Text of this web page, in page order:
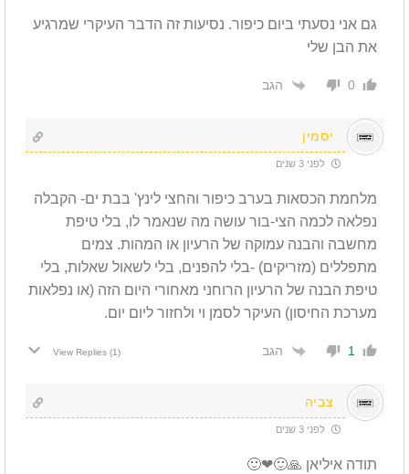
גם אני נסעתי ביום כיפור. נסיעות זה הדבר העיקרי שמרגיע
את הבן שלי
0 הגב
יסמין
לפני 3 שנים
מלחמת הכסאות בערב כיפור והחצי לינץ' בבת ים- הקבלה
נפלאה לכמה הצי-בור עושה מה שנאמר לו, בלי טיפת
מחשבה והבנה עמוקה של הרעיון או המהות. צמים
מתפללים (מזריקים) -בלי להפנים, בלי לשאול שאלות, בלי
טיפת הבנה של הרעיון הרוחני מאחורי היום הזה (או נפלאות
מערכת החיסון) העיקר לסמן וי ולחזור ליום יום.
1 הגב View Replies (1)
צביה
לפני 3 שנים
תודה איליאן 🙏🙂❤🙂